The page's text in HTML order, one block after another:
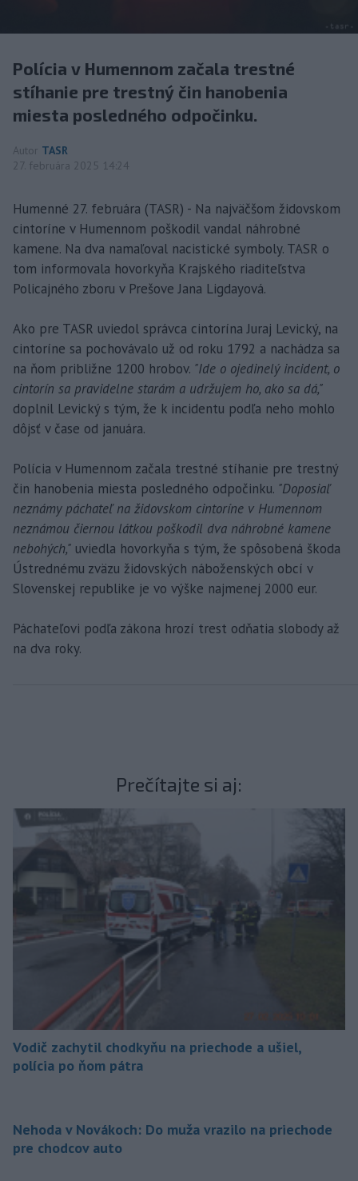
Polícia v Humennom začala trestné
stíhanie pre trestný čin hanobenia
miesta posledného odpočinku.
Autor TASR
27. februára 2025 14:24
Humenné 27. februára (TASR) - Na najväčšom židovskom
cintoríne v Humennom poškodil vandal náhrobné
kamene. Na dva namaľoval nacistické symboly. TASR o
tom informovala hovorkyňa Krajského riaditeľstva
Policajného zboru v Prešove Jana Ligdayová.
Ako pre TASR uviedol správca cintorína Juraj Levický, na
cintoríne sa pochovávalo už od roku 1792 a nachádza sa
na ňom približne 1200 hrobov. "Ide o ojedinelý incident, o
cintorín sa pravidelne starám a udržujem ho, ako sa dá,"
doplnil Levický s tým, že k incidentu podľa neho mohlo
dôjsť v čase od januára.
Polícia v Humennom začala trestné stíhanie pre trestný
čin hanobenia miesta posledného odpočinku. "Doposiaľ
neznámy páchateľ na židovskom cintoríne v Humennom
neznámou čiernou látkou poškodil dva náhrobné kamene
nebohých," uviedla hovorkyňa s tým, že spôsobená škoda
Ústrednému zväzu židovských náboženských obcí v
Slovenskej republike je vo výške najmenej 2000 eur.
Páchateľovi podľa zákona hrozí trest odňatia slobody až
na dva roky.
Prečítajte si aj:
Vodič zachytil chodkyňu na priechode a ušiel,
polícia po ňom pátra
Nehoda v Novákoch: Do muža vrazilo na priechode
pre chodcov auto